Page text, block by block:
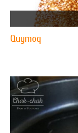
Quymoq